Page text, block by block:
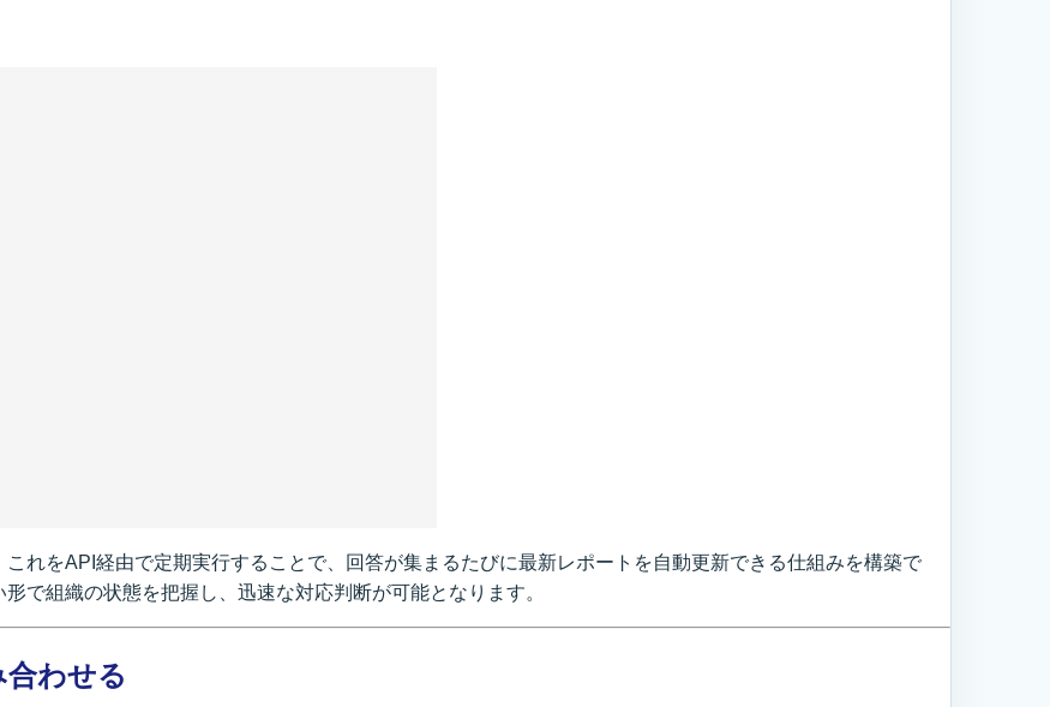
れをAPI経由で定期実行することで、回答が集まるたびに最新レポートを自動更新できる仕組みを構築で
で組織の状態を把握し、迅速な対応判断が可能となります。
わせる